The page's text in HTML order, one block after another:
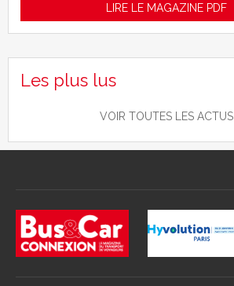
LIRE LE MAGAZINE PDF
Les plus lus
VOIR TOUTES LES ACTUS